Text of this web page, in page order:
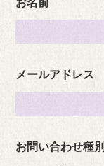
メールアドレス
お問い合わせ種別